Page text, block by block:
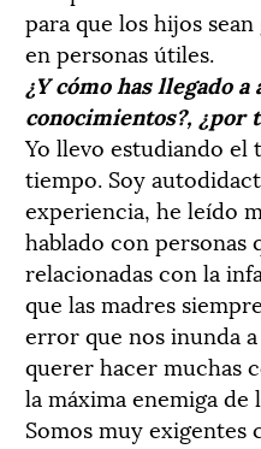
para que los hijos
en personas útiles.
¿Y cómo has llegado
conocimientos?, ¿por
Yo llevo estudiando el
tiempo. Soy
experiencia, he leído
hablado con personas
relacionadas con la
que las madres
error que nos inunda
querer hacer muchas
la máxima enemiga de
Somos muy exigentes